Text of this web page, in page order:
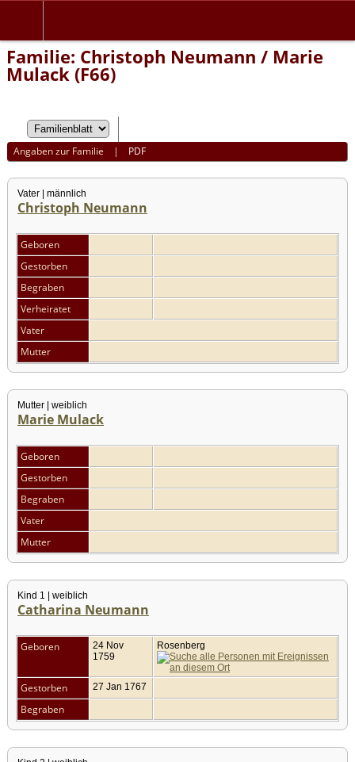
Familie: Christoph Neumann / Marie
Mulack (F66)
Angaben zur Familie | PDF
Vater | männlich
Christoph Neumann
Geboren
Gestorben
Begraben
Verheiratet
Vater
Mutter
Mutter | weiblich
Marie Mulack
Geboren
Gestorben
Begraben
Vater
Mutter
Kind 1 | weiblich
Catharina Neumann
Geboren
24 Nov
1759
Rosenberg
Gestorben 27 Jan 1767
Begraben